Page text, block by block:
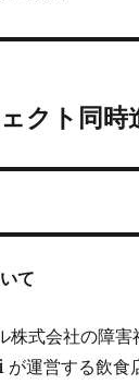
クト同時
て
株式会社の障害
運営する飲食